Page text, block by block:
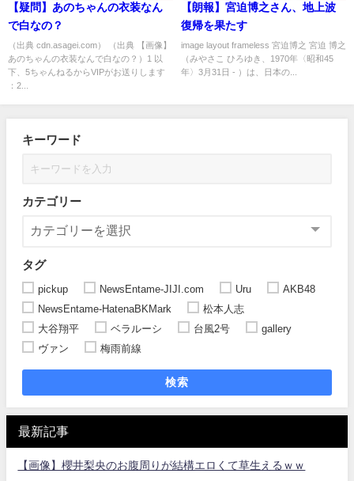
【疑問】あのちゃんの衣装なん
で白なの？
（出典 cdn.asagei.com） （出典 【画像】
あのちゃんの衣装なんで白なの？）1 以
下、5ちゃんねるからVIPがお送りします
：2...
【朗報】宮迫博之さん、地上波
復帰を果たす
image layout frameless 宮迫博之 宮迫 博之
（みやさこ ひろゆき、1970年〈昭和45
年〉3月31日 - ）は、日本の...
キーワード
カテゴリー
タグ
pickup NewsEntame-JIJI.com Uru
AKB48
NewsEntame-HatenaBKMark
松本人志
大谷翔平
ベラルーシ 台風2号
gallery
ヴァン
梅雨前線
検索
最新記事
【画像】櫻井梨央のお腹周りが結構エロくて草生えるｗｗ